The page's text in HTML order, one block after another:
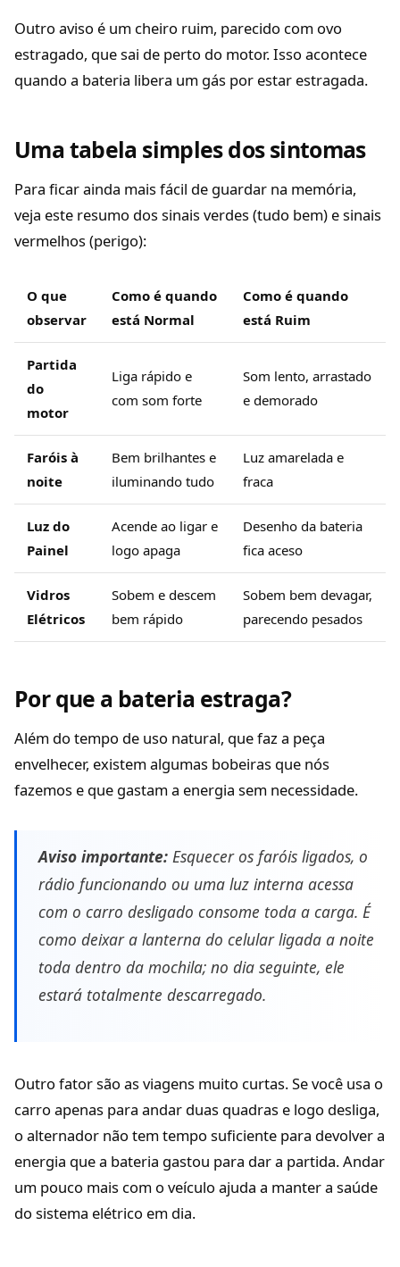
Outro aviso é um cheiro ruim, parecido com ovo
estragado, que sai de perto do motor. Isso acontece
quando a bateria libera um gás por estar estragada.
Uma tabela simples dos sintomas
Para ficar ainda mais fácil de guardar na memória,
veja este resumo dos sinais verdes (tudo bem) e sinais
vermelhos (perigo):
O que
observar
Como é quando
está Normal
Como é quando
está Ruim
Partida
do
motor
Liga rápido e
com som forte
Som lento, arrastado
e demorado
Faróis à
noite
Bem brilhantes e
iluminando tudo
Luz amarelada e
fraca
Luz do
Painel
Acende ao ligar e
logo apaga
Desenho da bateria
fica aceso
Vidros
Elétricos
Sobem e descem
bem rápido
Sobem bem devagar,
parecendo pesados
Por que a bateria estraga?
Além do tempo de uso natural, que faz a peça
envelhecer, existem algumas bobeiras que nós
fazemos e que gastam a energia sem necessidade.
Aviso importante: Esquecer os faróis ligados, o
rádio funcionando ou uma luz interna acessa
com o carro desligado consome toda a carga. É
como deixar a lanterna do celular ligada a noite
toda dentro da mochila; no dia seguinte, ele
estará totalmente descarregado.
Outro fator são as viagens muito curtas. Se você usa o
carro apenas para andar duas quadras e logo desliga,
o alternador não tem tempo suficiente para devolver a
energia que a bateria gastou para dar a partida. Andar
um pouco mais com o veículo ajuda a manter a saúde
do sistema elétrico em dia.